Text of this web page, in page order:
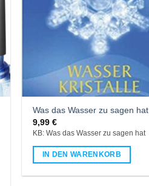
Was das Wasser zu sagen hat
9,99 €
KB: Was das Wasser zu sagen hat
IN DEN WARENKORB